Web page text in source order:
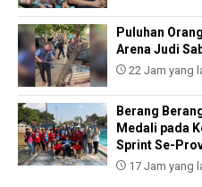
Puluhan
Arena Judi
22 Jam yang
Berang
Medali pada
Sprint Se-
17 Jam yang